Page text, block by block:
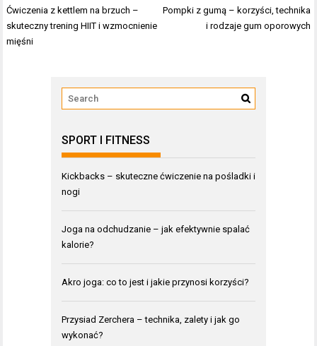
Nawigacja
wpisu
Ćwiczenia z kettlem na brzuch –
skuteczny trening HIIT i wzmocnienie
mięśni
Pompki z gumą – korzyści, technika
i rodzaje gum oporowych
SPORT I FITNESS
Kickbacks – skuteczne ćwiczenie na pośladki i
nogi
Joga na odchudzanie – jak efektywnie spalać
kalorie?
Akro joga: co to jest i jakie przynosi korzyści?
Przysiad Zerchera – technika, zalety i jak go
wykonać?